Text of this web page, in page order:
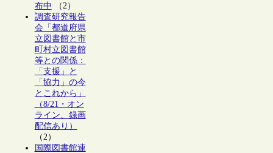
布中 （2）
調査研究報告
会「都道府県
立図書館と市
町村立図書館
等との関係：
「支援」と
「協力」の今
とこれから」
（8/21・オン
ライン、録画
配信あり）
（2）
国際図書館連